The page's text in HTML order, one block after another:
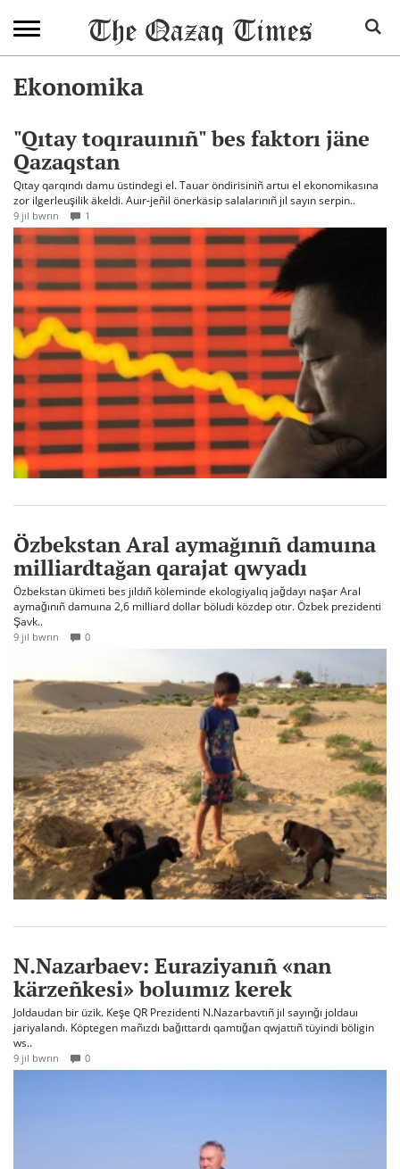
Ekonomika
"Qıtay toqırauınıñ" bes faktorı jäne
Qazaqstan
Qıtay qarqındı damu üstindegi el. Tauar öndirisiniñ artuı el ekonomikasına
zor ilgerleuşilik äkeldi. Auır-jeñil önerkäsip salalarınıñ jıl sayın serpin..
9 jıl bwrın 1
Özbekstan Aral aymağınıñ damuına
milliardtağan qarajat qwyadı
Özbekstan ükimeti bes jıldıñ köleminde ekologiyalıq jağdayı naşar Aral
aymağınıñ damuına 2,6 milliard dollar böludi közdep otır. Özbek prezidenti
Şavk..
9 jıl bwrın 0
N.Nazarbaev: Euraziyanıñ «nan
kärzeñkesi» boluımız kerek
Joldaudan bir üzik. Keşe QR Prezidenti N.Nazarbavtıñ jıl sayınğı joldauı
jariyalandı. Köptegen mañızdı bağıttardı qamtığan qwjattıñ tüyindi böligin
ws..
9 jıl bwrın 0